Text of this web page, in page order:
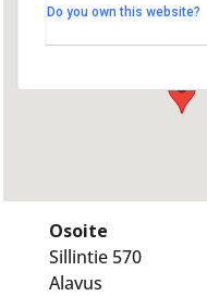
Sillintie 570 - Alavus
Do you own this website?
Osoite
Sillintie 570
Alavus